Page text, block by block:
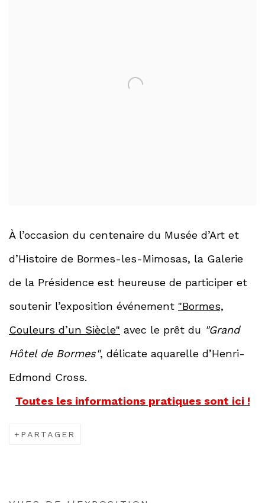
À l’occasion du centenaire du Musée d’Art et
d’Histoire de Bormes-les-Mimosas, la Galerie
de la Présidence est heureuse de participer et
soutenir l’exposition événement "Bormes,
Couleurs d’un Siècle" avec le prêt du "Grand
Hôtel de Bormes", délicate aquarelle d’Henri-
Edmond Cross.
Toutes les informations pratiques sont ici !
PARTAGER